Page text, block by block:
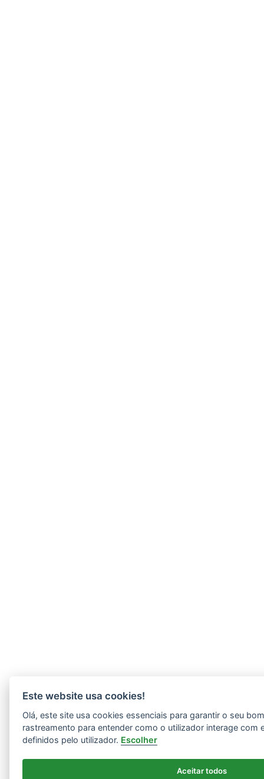
Este website usa cookies!
Olá, este site usa cookies essenciais para garantir o seu
rastreamento para entender como o utilizador interage com
definidos pelo utilizador. Escolher
Aceitar todos